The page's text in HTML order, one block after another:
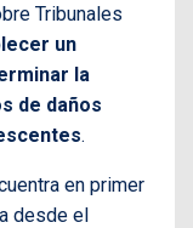
Tribunales
un
la
de daños
.
en primer
desde el